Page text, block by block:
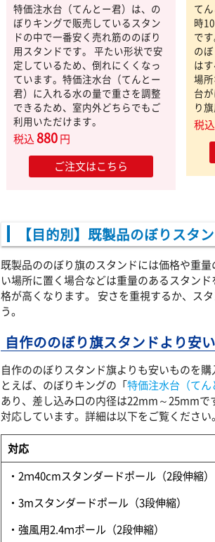
特価注水台（てんとー君）は、の
ぼりキングで販売しているスタン
ドの中で一番安く売れ筋ののぼり
用スタンドです。 平たい形状で安
定しているため、倒れにくくなっ
ています。特価注水台（てんとー
君）に入れる水の量で重さを調整
できるため、室内外どちらでもご
利用いただけます。
税込880円
ご注文はこちら
て
時
です
の
は
場
台
り
税込
【目的別】既製品のぼりスタ
既製品ののぼり旗のスタンドには価格や重
い場所に置く場合などは重量のあるスタン
格が高くなります。 安さを重視するか、ス
う。
自作ののぼり旗スタンドより安
自作ののぼりスタンド旗よりも安いものを
とえば、のぼりキングの「特価注水台（てん
あり、差し込み口の内径は22mm～25mm
対応しています。詳細は以下をご覧ください。
対応
・2ｍ40cmスタンダードポール（2段伸縮）
・3mスタンダードポール（3段伸縮）
・強風用2.4ｍポール（2段伸縮）